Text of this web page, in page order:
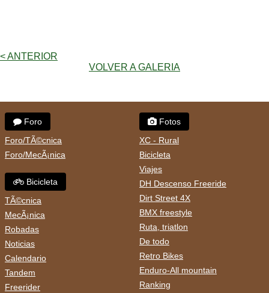
< ANTERIOR
VOLVER A GALERIA
Foro
Foro/TÃ©cnica
Foro/MecÃ¡nica
Bicicleta
TÃ©cnica
MecÃ¡nica
Robadas
Noticias
Calendario
Tandem
Freerider
Fotos
XC - Rural
Bicicleta
Viajes
DH Descenso Freeride
Dirt Street 4X
BMX freestyle
Ruta, triatlon
De todo
Retro Bikes
Enduro-All mountain
Ranking